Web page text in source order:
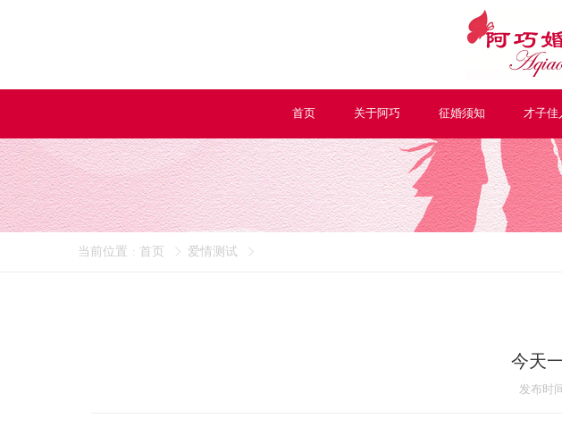
首页 关于阿巧 征婚须知 才子佳
当前位置 : 首页 爱情测试
今天
发布时